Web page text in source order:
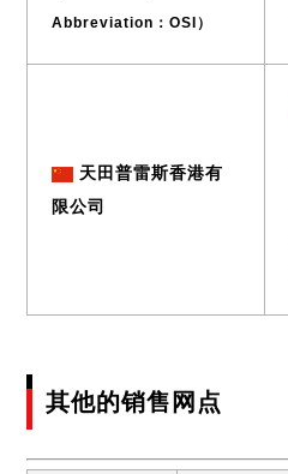
Abbreviation：OSI）
天田普雷斯香港有
限公司
其他的销售网点